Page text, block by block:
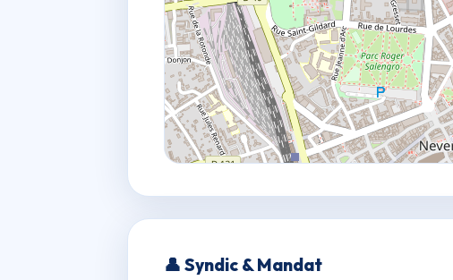
👤 Syndic & Mandat